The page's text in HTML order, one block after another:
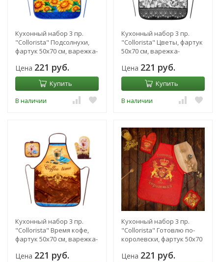
Кухонный набор 3 пр.
"Collorista" Подсолнухи,
фартук 50х70 см, варежка-
прихватка
Цена 221 руб.
Купить
В наличии
Кухонный набор 3 пр.
"Collorista" Цветы, фартук
50х70 см, варежка-
прихватка 17х1
Цена 221 руб.
Купить
В наличии
Кухонный набор 3 пр.
"Collorista" Время кофе,
фартук 50х70 см, варежка-
прихватка
Цена 221 руб.
Кухонный набор 3 пр.
"Collorista" Готовлю по-
королевски, фартук 50х70
18х28 см
Цена 221 руб.